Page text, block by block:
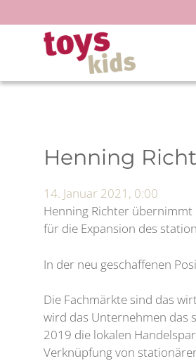
Inhalt
springen
Henning
14. Januar 2021, 0:00
Henning Richter
für die Expansion des
In der neu geschaffenen
Die Fachmärkte sind das
wird das Unternehmen das
2019 die lokalen
Verknüpfung von